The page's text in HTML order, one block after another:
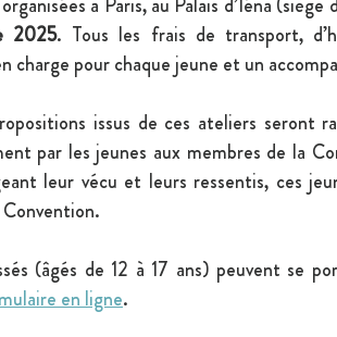
organisées à Paris, au Palais d’Iéna (siège
2025. Tous les frais de transport,
charge pour chaque jeune et un
issus de ces ateliers seront
par les jeunes aux membres de la
leur vécu et leurs ressentis, ces
(âgés de 12 à 17 ans) peuvent se
en ligne.